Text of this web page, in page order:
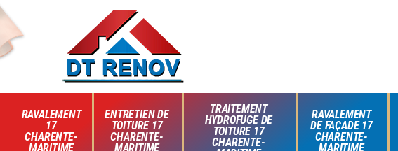
RAVALEMENT
17
CHARENTE-
MARITIME
ENTRETIEN DE
TOITURE 17
CHARENTE-
MARITIME
TRAITEMENT
HYDROFUGE DE
TOITURE 17
CHARENTE-
RAVALEMENT
DE FAÇADE 17
CHARENTE-
MARITIME